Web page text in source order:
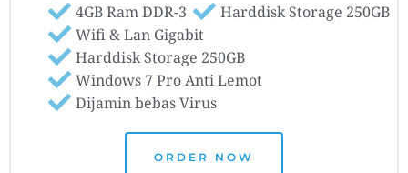
4GB Ram DDR-3
Harddisk Storage 250GB
Wifi & Lan Gigabit
Harddisk Storage 250GB
Windows 7 Pro Anti Lemot
Dijamin bebas Virus
ORDER NOW